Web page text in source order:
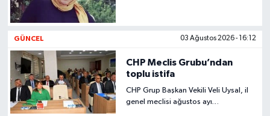
GÜNCEL 03 Ağustos 2026 - 16:12
CHP Meclis Grubu’ndan
toplu istifa
CHP Grup Başkan Vekili Veli Uysal, il
genel meclisi ağustos ayı